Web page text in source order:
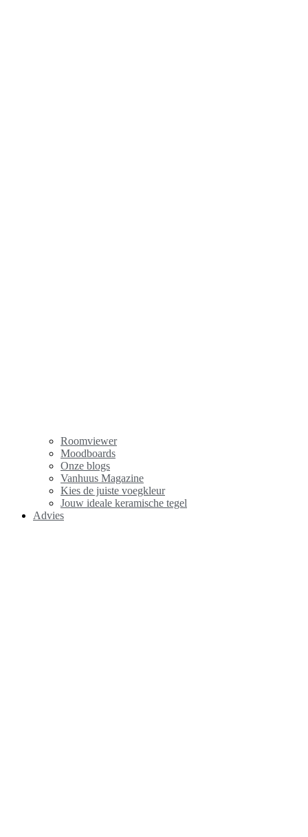
Roomviewer
Moodboards
Onze blogs
Vanhuus Magazine
Kies de juiste voegkleur
Jouw ideale keramische tegel
Advies